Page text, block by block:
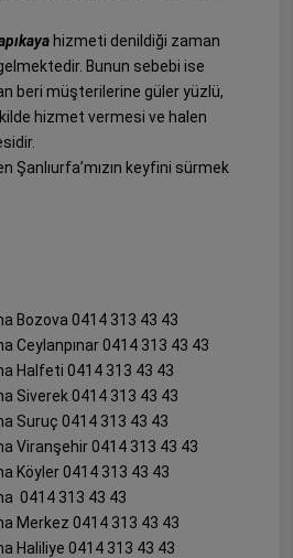
hizmeti denildiği zaman
Bunun sebebi ise
beri müşterilerine güler yüzlü,
hizmet vermesi ve halen
Şanlıurfa’mızın keyfini sürmek
Bozova 0414 313 43 43
Ceylanpınar 0414 313 43 43
Halfeti 0414 313 43 43
Siverek 0414 313 43 43
Suruç 0414 313 43 43
Viranşehir 0414 313 43 43
Köyler 0414 313 43 43
0414 313 43 43
Merkez 0414 313 43 43
Haliliye 0414 313 43 43